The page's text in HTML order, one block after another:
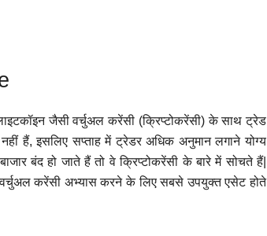
जैसी वर्चुअल करेंसी (क्रिप्टोकरेंसी) के साथ ट्रेड
हैं, इसलिए सप्ताह में ट्रेडर अधिक अनुमान लगाने योग्य
बंद हो जाते हैं तो वे क्रिप्टोकरेंसी के बारे में सोचते हैं|
करेंसी अभ्यास करने के लिए सबसे उपयुक्त एसेट होते